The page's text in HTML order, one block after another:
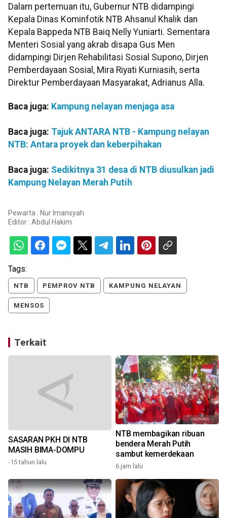
Dalam pertemuan itu, Gubernur NTB didampingi
Kepala Dinas Kominfotik NTB Ahsanul Khalik dan
Kepala Bappeda NTB Baiq Nelly Yuniarti. Sementara
Menteri Sosial yang akrab disapa Gus Men
didampingi Dirjen Rehabilitasi Sosial Supono, Dirjen
Pemberdayaan Sosial, Mira Riyati Kurniasih, serta
Direktur Pemberdayaan Masyarakat, Adrianus Alla.
Baca juga: Kampung nelayan menjaga asa
Baca juga: Tajuk ANTARA NTB - Kampung nelayan
NTB: Antara proyek dan keberpihakan
Baca juga: Sedikitnya 31 desa di NTB diusulkan jadi
Kampung Nelayan Merah Putih
Pewarta : Nur Imansyah
Editor : Abdul Hakim
Tags:
NTB PEMPROV NTB KAMPUNG NELAYAN
MENSOS
Terkait
SASARAN PKH DI NTB
MASIH BIMA-DOMPU
-15 tahun lalu
NTB membagikan ribuan
bendera Merah Putih
sambut kemerdekaan
6 jam lalu